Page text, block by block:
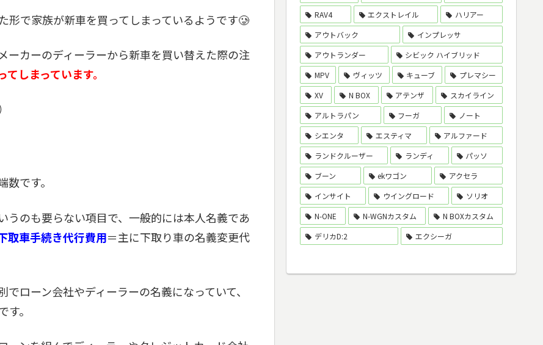
形で家族が新車を買ってしまっているようです🥲
カーのディーラーから新車を買い替えた際の注
しまっています。
です。
うのも要らない項目で、一般的には本人名義であ
取車手続き代行費用＝主に下取り車の名義変更代
ローン会社やディーラーの名義になっていて、
。
RAV4
エクストレイル
ハリアー
アウトバック
インプレッサ
アウトランダー
シビック ハイブリッド
MPV
ヴィッツ キューブ
プレマシー
XV
N BOX アテンザ
スカイライン
アルトラパン
フーガ
ノート
シエンタ
エスティマ
アルファード
ランドクルーザー
ランディ
パッソ
ブーン
ekワゴン
アクセラ
インサイト
ウイングロード
ソリオ
N-ONE
N-WGNカスタム
N BOXカスタム
デリカD:2
エクシーガ